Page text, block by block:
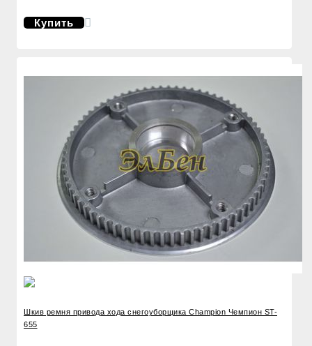
Купить
Шкив ремня привода хода снегоуборщика Champion Чемпион ST-
655